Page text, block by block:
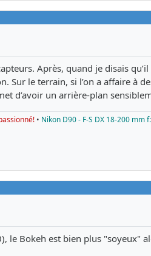
Après, quand je disais
Sur le terrain, si l’on a affaire à
d’avoir un arrière-plan
• Nikon D90 - F-S DX 18-200 mm
le Bokeh est bien plus "soyeux"